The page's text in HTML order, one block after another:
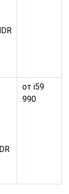
от i59
990